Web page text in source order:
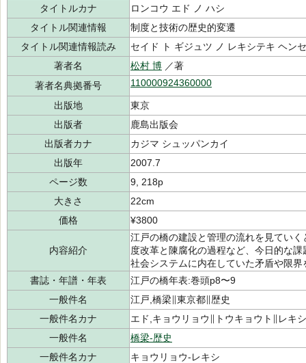
タイトルカナ
ロンコウ エド ノ ハシ
タイトル関連情報
制度と技術の歴史的変遷
タイトル関連情報読み
セイド ト ギジュツ ノ レキシテキ ヘン
著者名
松村 博 ／著
著者名典拠番号
110000924360000
出版地
東京
出版者
鹿島出版会
出版者カナ
カジマ シュッパンカイ
出版年
2007.7
ページ数
9, 218p
大きさ
22cm
価格
¥3800
内容紹介
江戸の橋の建設と管理の流れを見てい
度改革と陳腐化の過程など、今日的な
社会システムに内在していた矛盾や限界
書誌・年譜・年表
江戸の橋年表:巻頭p8〜9
一般件名
江戸,橋梁∥東京都∥歴史
一般件名カナ
エド,キョウリョウ∥トウキョウト∥レキシ
一般件名
橋梁-歴史
一般件名カナ
キョウリョウ-レキシ